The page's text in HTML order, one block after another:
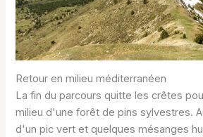
Retour en milieu méditerranéen
La fin du parcours quitte les crêtes
milieu d'une forêt de pins sylvestres.
d'un pic vert et quelques mésanges